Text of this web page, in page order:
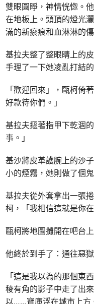
雙眼圓睜，神情恍惚。
在地板上。頭頂的燈光
滿的新瘀痕和血淋淋的傷
基拉夫整了整眼睛上的
手理了一下她凌亂打結
「歡迎回來」，甌柯倚
好款待你們。」
基拉夫摳著指甲下乾涸
事。」
基沙將皮革護腕上的沙
小的煙霧，她則做了個鬼
基拉夫從外套拿出一張
柯，「我相信這就是你在
甌柯將地圖攤開在吧台
他終於到手了：通往惡
「這是我以為的那個東
稜有角的影子中走了出
以……寶庫浮在城市上方